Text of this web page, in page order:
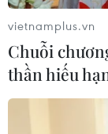
vietnamplus.vn
Chuỗi
thần hiếu